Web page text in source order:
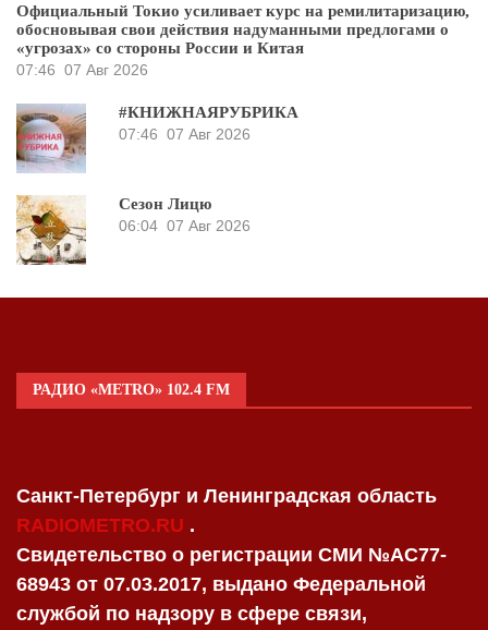
Официальный Токио усиливает курс на ремилитаризацию,
обосновывая свои действия надуманными предлогами о
«угрозах» со стороны России и Китая
07:46 07 Авг 2026
#КНИЖНАЯРУБРИКА
07:46 07 Авг 2026
Сезон Лицю
06:04 07 Авг 2026
РАДИО «METRO» 102.4 FM
Санкт-Петербург и Ленинградская область
RADIOMETRO.RU .
Свидетельство о регистрации СМИ №AC77-
68943 от 07.03.2017, выдано Федеральной
службой по надзору в сфере связи,